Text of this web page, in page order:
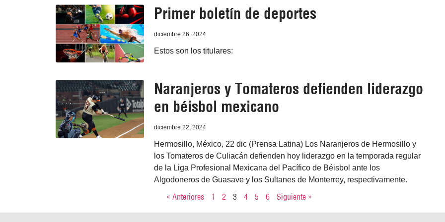
Primer boletín de deportes
diciembre 26, 2024
Estos son los titulares:
Naranjeros y Tomateros defienden liderazgo
en béisbol mexicano
diciembre 22, 2024
Hermosillo, México, 22 dic (Prensa Latina) Los Naranjeros de Hermosillo y
los Tomateros de Culiacán defienden hoy liderazgo en la temporada regular
de la Liga Profesional Mexicana del Pacífico de Béisbol ante los
Algodoneros de Guasave y los Sultanes de Monterrey, respectivamente.
« Anteriores 1 2 3 4 5 6 Siguiente »